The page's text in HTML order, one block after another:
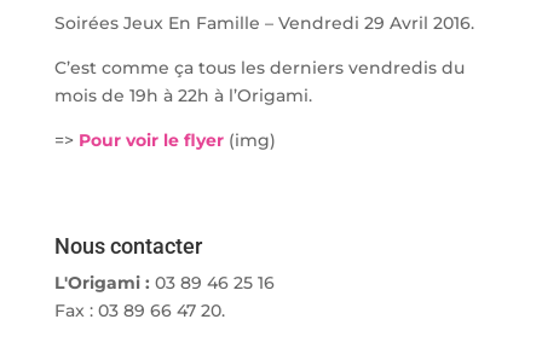
Soirées Jeux En Famille – Vendredi 29 Avril 2016.
C’est comme ça tous les derniers vendredis du
mois de 19h à 22h à l’Origami.
=> Pour voir le flyer(img)
Nous contacter
L'Origami : 03 89 46 25 16
Fax : 03 89 66 47 20.